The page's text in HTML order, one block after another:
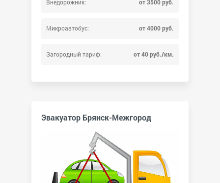
Внедорожник: от 3500 руб.
Микроавтобус: от 4000 руб.
Загородный тариф: от 40 руб./км.
Эвакуатор Брянск-Межгород